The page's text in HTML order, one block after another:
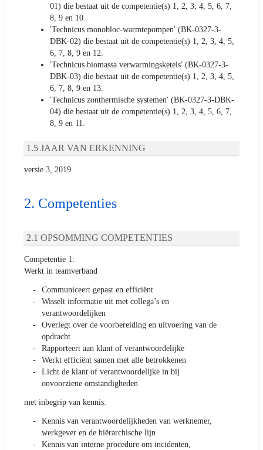
01) die bestaat uit de competentie(s) 1, 2, 3, 4, 5, 6, 7,
8, 9 en 10.
'Technicus monobloc-warmtepompen' (BK-0327-3-
DBK-02) die bestaat uit de competentie(s) 1, 2, 3, 4, 5,
6, 7, 8, 9 en 12.
'Technicus biomassa verwarmingsketels' (BK-0327-3-
DBK-03) die bestaat uit de competentie(s) 1, 2, 3, 4, 5,
6, 7, 8, 9 en 13.
'Technicus zonthermische systemen' (BK-0327-3-DBK-
04) die bestaat uit de competentie(s) 1, 2, 3, 4, 5, 6, 7,
8, 9 en 11.
JAAR VAN ERKENNING
versie 3, 2019
Competenties
OPSOMMING COMPETENTIES
Competentie 1:
Werkt in teamverband
Communiceert gepast en efficiënt
Wisselt informatie uit met collega’s en
verantwoordelijken
Overlegt over de voorbereiding en uitvoering van de
opdracht
Rapporteert aan klant of verantwoordelijke
Werkt efficiënt samen met alle betrokkenen
Licht de klant of verantwoordelijke in bij
onvoorziene omstandigheden
met inbegrip van kennis:
Kennis van verantwoordelijkheden van werknemer,
werkgever en de hiërarchische lijn
Kennis van interne procedure om incidenten,